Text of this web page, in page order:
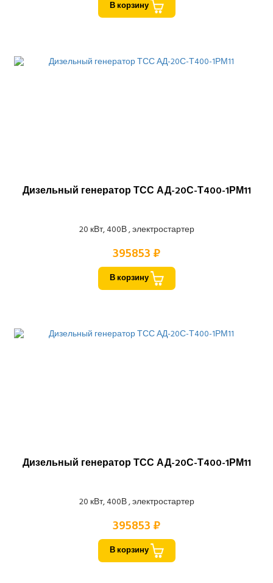
В корзину
Дизельный генератор ТСС АД-20С-Т400-1РМ11
20 кВт, 400В , электростартер
395853 ₽
В корзину
Дизельный генератор ТСС АД-20С-Т400-1РМ11
20 кВт, 400В , электростартер
395853 ₽
В корзину